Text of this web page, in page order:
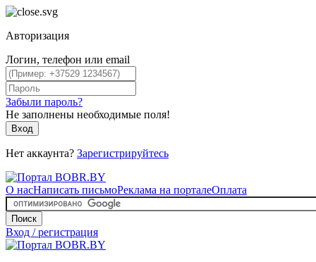
Авторизация
Логин, телефон или email
Забыли пароль?
Не заполнены необходимые поля!
Вход
Нет аккаунта? Зарегистрируйтесь
О насНаписать письмоРеклама на порталеОплата
Поиск
Вход / регистрация